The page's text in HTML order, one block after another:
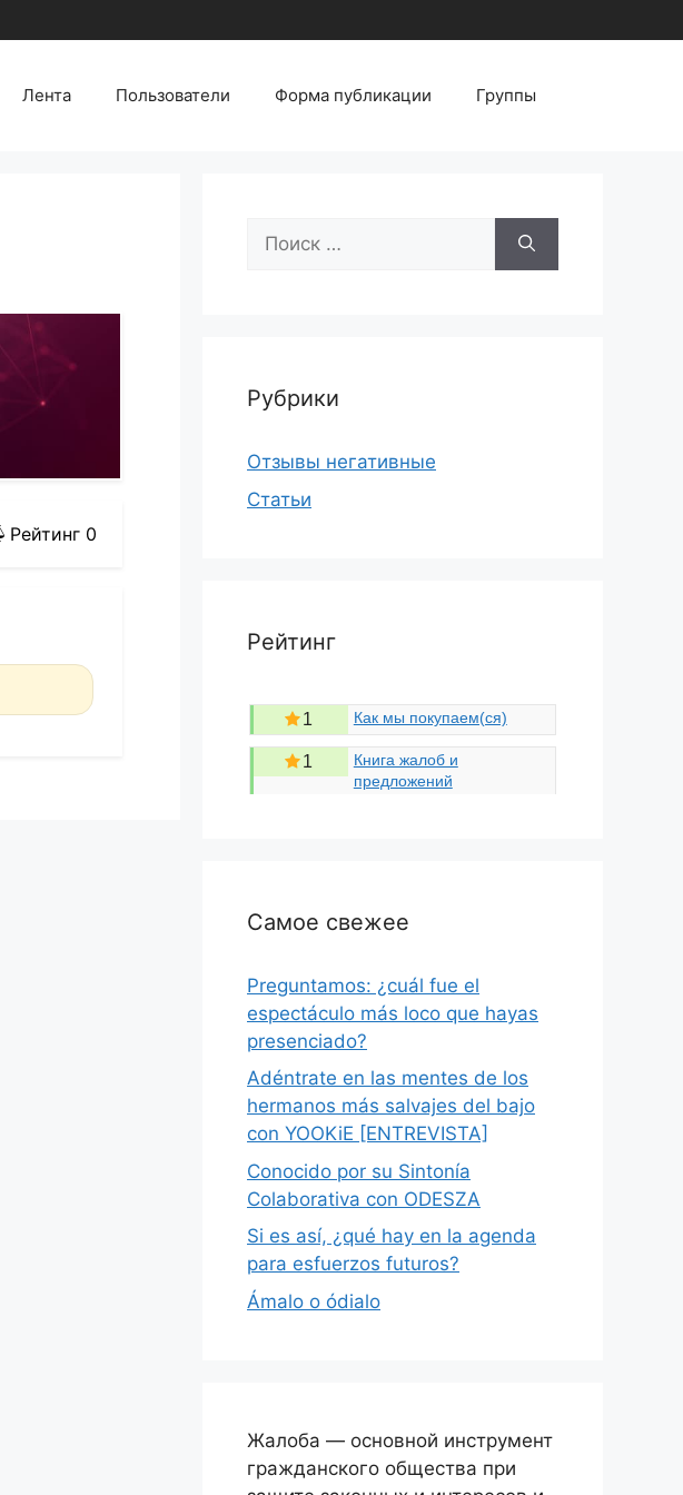
Лента Пользователи Форма публикации Группы
Рейтинг 0
Поиск:
Рубрики
Отзывы негативные
Статьи
Рейтинг
1 Как мы покупаем(ся)
1
Книга жалоб и
предложений
Самое свежее
Preguntamos: ¿cuál fue el
espectáculo más loco que hayas
presenciado?
Adéntrate en las mentes de los
hermanos más salvajes del bajo
con YOOKiE [ENTREVISTA]
Conocido por su Sintonía
Colaborativa con ODESZA
Si es así, ¿qué hay en la agenda
para esfuerzos futuros?
Ámalo o ódialo
Жалоба — основной инструмент
гражданского общества при